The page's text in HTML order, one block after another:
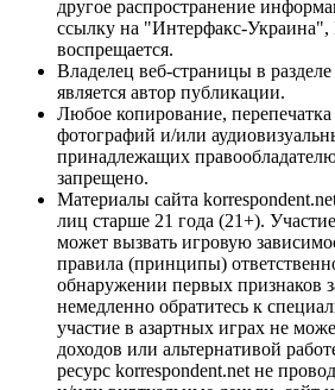
другое распространение
ссылку на "Интерфакс-Украина",
воспрещается.
Владелец веб-страницы в
является автор публикации.
Любое копирование,
фотографий и/или
принадлежащих
запрещено.
Материалы сайта
лиц старше 21 года (21+).
может вызвать игровую
правила (принципы)
обнаружении первых признаков
немедленно обратитесь к
участие в азартных играх не
доходов или альтернативой
ресурс korrespondent.net не